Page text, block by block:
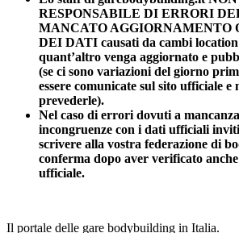
RESPONSABILE DI ERRORI
MANCATO AGGIORNAMENTO
DEI DATI causati da cambi
quant’altro venga aggiornato e
(se ci sono variazioni del giorno
essere comunicate sul sito ufficiale
prevederle).
Nel caso di errori dovuti a
incongruenze con i dati ufficiali
scrivere alla vostra federazione di
conferma dopo aver verificato
ufficiale.
Il portale delle gare bodybuilding in Italia.